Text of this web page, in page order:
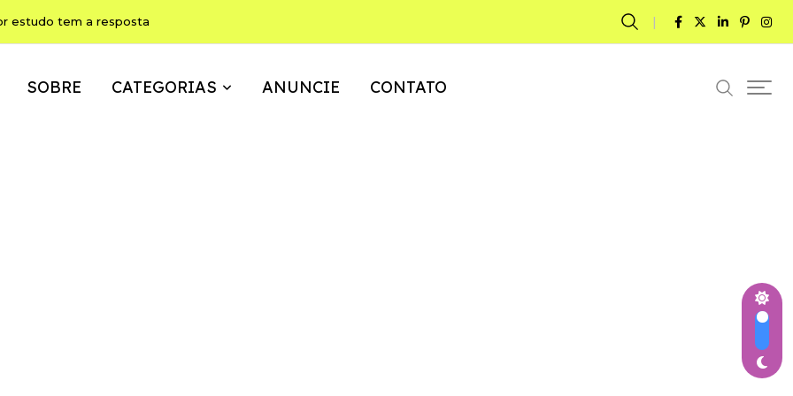
pode ser, ao mesmo tempo, memória, brincadeira e expressão
SOBRE CATEGORIAS ANUNCIE CONTATO